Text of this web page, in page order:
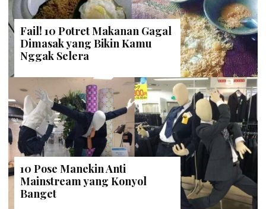
Fail! 10 Potret Makanan Gagal
Dimasak yang Bikin Kamu
Nggak Selera
10 Pose Manekin Anti
Mainstream yang Konyol
Banget